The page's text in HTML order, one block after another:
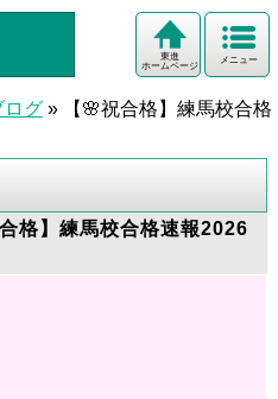
メニュー
東進
ホームページ
ログ »
【🌸祝合格】練馬校合格
格】練馬校合格速報2026